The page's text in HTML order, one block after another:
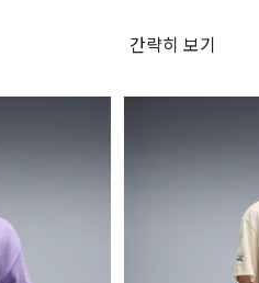
간략히 보기